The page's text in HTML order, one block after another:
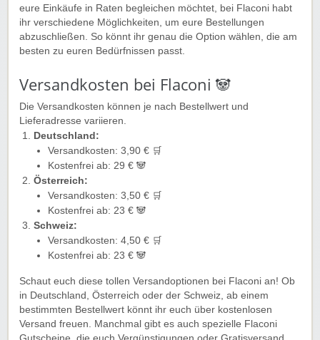
eure Einkäufe in Raten begleichen möchtet, bei Flaconi habt
ihr verschiedene Möglichkeiten, um eure Bestellungen
abzuschließen. So könnt ihr genau die Option wählen, die am
besten zu euren Bedürfnissen passt.
Versandkosten bei Flaconi 🐼
Die Versandkosten können je nach Bestellwert und
Lieferadresse variieren.
Deutschland:
Versandkosten: 3,90 € 🛒
Kostenfrei ab: 29 € 🐼
Österreich:
Versandkosten: 3,50 € 🛒
Kostenfrei ab: 23 € 🐼
Schweiz:
Versandkosten: 4,50 € 🛒
Kostenfrei ab: 23 € 🐼
Schaut euch diese tollen Versandoptionen bei Flaconi an! Ob
in Deutschland, Österreich oder der Schweiz, ab einem
bestimmten Bestellwert könnt ihr euch über kostenlosen
Versand freuen. Manchmal gibt es auch spezielle Flaconi